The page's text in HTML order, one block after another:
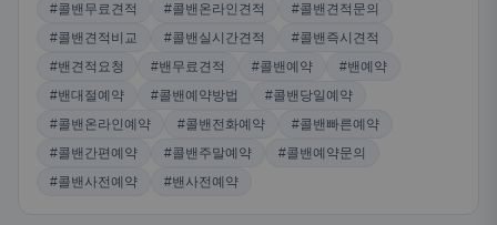
#콜밴무료견적
#콜밴온라인견적
#콜밴견적문의
#콜밴견적비교
#콜밴실시간견적
#콜밴즉시견적
#밴견적요청
#밴무료견적 #콜밴예약
#밴예약
#밴대절예약
#콜밴예약방법
#콜밴당일예약
#콜밴온라인예약
#콜밴전화예약
#콜밴빠른예약
#콜밴간편예약
#콜밴주말예약
#콜밴예약문의
#콜밴사전예약
#밴사전예약